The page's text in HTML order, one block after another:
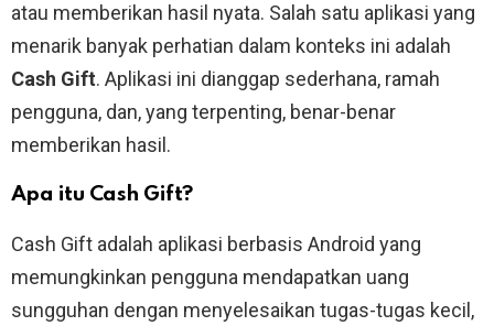
atau memberikan hasil nyata. Salah satu aplikasi yang
menarik banyak perhatian dalam konteks ini adalah
Cash Gift. Aplikasi ini dianggap sederhana, ramah
pengguna, dan, yang terpenting, benar-benar
memberikan hasil.
Apa itu Cash Gift?
Cash Gift adalah aplikasi berbasis Android yang
memungkinkan pengguna mendapatkan uang
sungguhan dengan menyelesaikan tugas-tugas kecil,